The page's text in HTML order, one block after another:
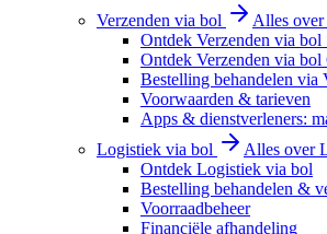
Verzenden via bol
Alles over
Ontdek Verzenden via bol
Ontdek Verzenden via bol
Bestelling behandelen via
Voorwaarden & tarieven
Apps & dienstverleners:
Logistiek via bol
Alles over
Ontdek Logistiek via bol
Bestelling behandelen &
Voorraadbeheer
Financiële afhandeling